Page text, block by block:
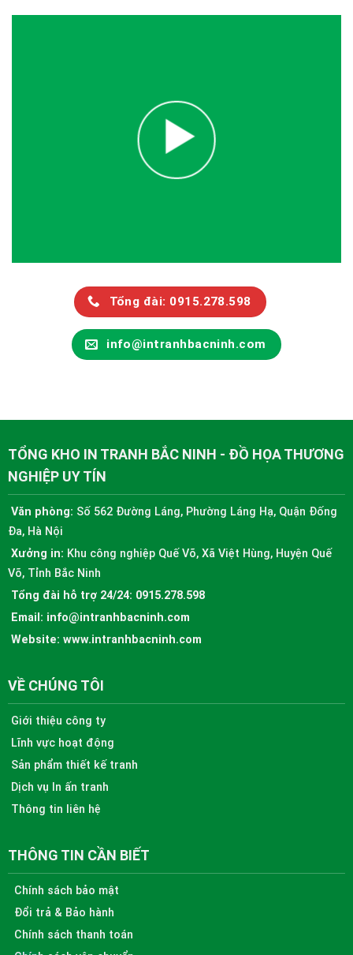
Tổng đài: 0915.278.598
info@intranhbacninh.com
TỔNG KHO IN TRANH BẮC NINH - ĐỒ HỌA THƯƠNG
NGHIỆP UY TÍN
Văn phòng: Số 562 Đường Láng, Phường Láng Hạ, Quận Đống
Đa, Hà Nội
Xưởng in: Khu công nghiệp Quế Võ, Xã Việt Hùng, Huyện Quế
Võ, Tỉnh Bắc Ninh
Tổng đài hỗ trợ 24/24: 0915.278.598
Email: info@intranhbacninh.com
Website: www.intranhbacninh.com
VỀ CHÚNG TÔI
Giới thiệu công ty
Lĩnh vực hoạt động
Sản phẩm thiết kế tranh
Dịch vụ In ấn tranh
Thông tin liên hệ
THÔNG TIN CẦN BIẾT
Chính sách bảo mật
Đổi trả & Bảo hành
Chính sách thanh toán